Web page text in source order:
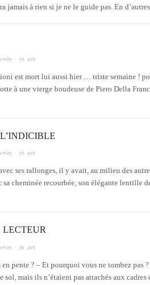
jamais à rien si je ne le guide pas. En
· in art
est mort lui aussi hier … triste semaine !
à une vierge boudeuse de Piero Della
· in art
ses rallonges, il y avait, au milieu des
sa cheminée recourbée, son élégante
· in art
pente ? – Et pourquoi vous ne tombez pas
sol, mais ils n’étaient pas attachés aux